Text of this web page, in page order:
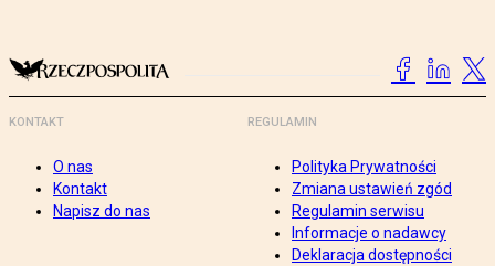
KONTAKT
O nas
Kontakt
Napisz do nas
REGULAMIN
Polityka Prywatności
Zmiana ustawień zgód
Regulamin serwisu
Informacje o nadawcy
Deklaracja dostępności